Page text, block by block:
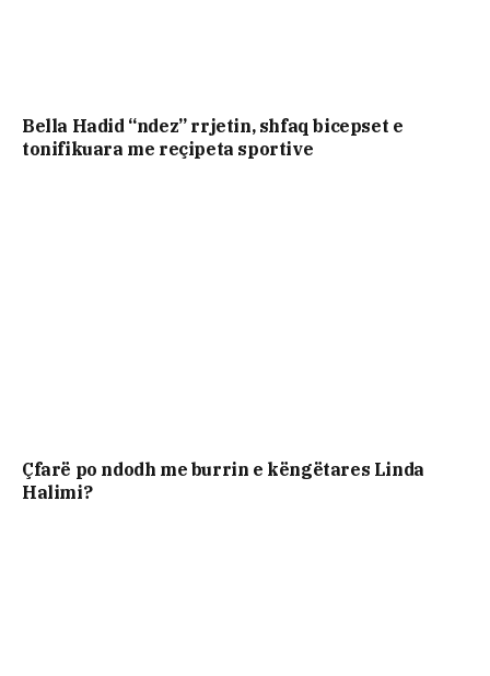
Bella Hadid “ndez” rrjetin, shfaq bicepset e
tonifikuara me reçipeta sportive
Çfarë po ndodh me burrin e këngëtares Linda
Halimi?